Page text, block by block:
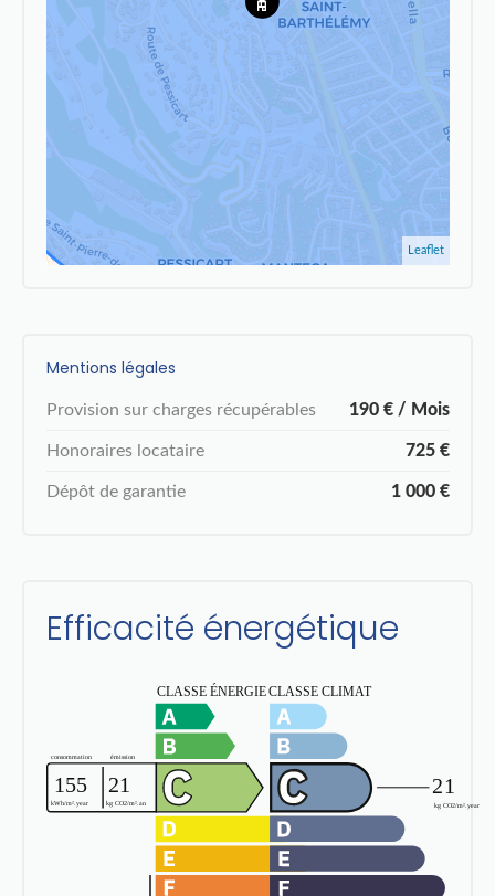
Leaflet
Mentions légales
Provision sur charges récupérables 190 € / Mois
Honoraires locataire 725 €
Dépôt de garantie 1 000 €
Efficacité énergétique